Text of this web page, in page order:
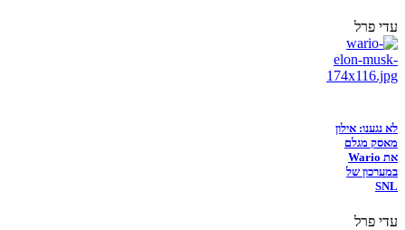
עדי פרל
לא נגענו: אילון
מאסק מגלם
את Wario
במערכון של
SNL
עדי פרל